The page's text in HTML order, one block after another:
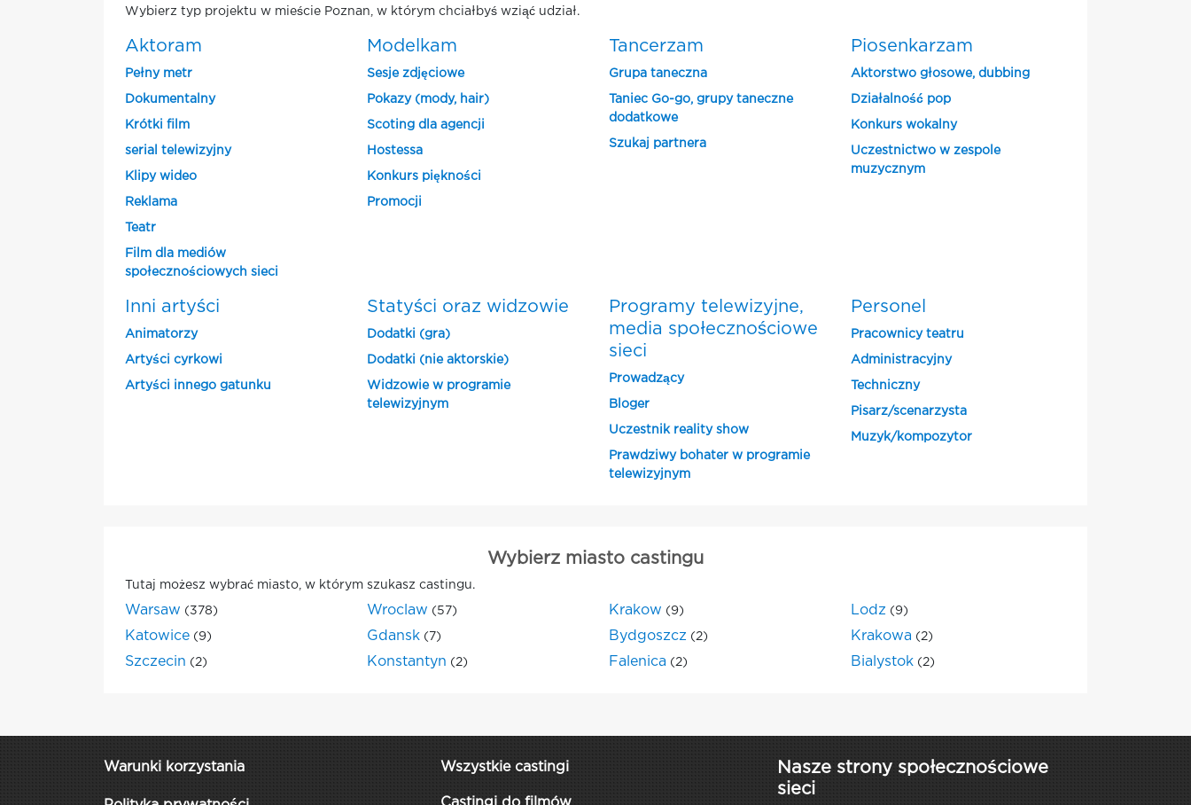
Wybierz typ projektu w mieście Poznan, w którym chciałbyś wziąć udział.
Aktoram
Pełny metr
Dokumentalny
Krótki film
serial telewizyjny
Klipy wideo
Reklama
Teatr
Film dla mediów
społecznościowych sieci
Modelkam
Sesje zdjęciowe
Pokazy (mody, hair)
Scoting dla agencji
Hostessa
Konkurs piękności
Promocji
Tancerzam
Grupa taneczna
Taniec Go-go, grupy taneczne
dodatkowe
Szukaj partnera
Piosenkarzam
Aktorstwo głosowe, dubbing
Działalność pop
Konkurs wokalny
Uczestnictwo w zespole
muzycznym
Inni artyści
Animatorzy
Artyści cyrkowi
Artyści innego gatunku
Statyści oraz widzowie
Dodatki (gra)
Dodatki (nie aktorskie)
Widzowie w programie
telewizyjnym
Programy telewizyjne,
media społecznościowe
sieci
Prowadzący
Bloger
Uczestnik reality show
Prawdziwy bohater w programie
telewizyjnym
Personel
Pracownicy teatru
Administracyjny
Techniczny
Pisarz/scenarzysta
Muzyk/kompozytor
Wybierz miasto castingu
Tutaj możesz wybrać miasto, w którym szukasz castingu.
Warsaw (378) Wroclaw (57) Krakow (9) Lodz (9)
Katowice (9) Gdansk (7) Bydgoszcz (2) Krakowa (2)
Szczecin (2) Konstantyn (2) Falenica (2) Bialystok (2)
Warunki korzystania Wszystkie castingi
Nasze strony społecznościowe
sieci